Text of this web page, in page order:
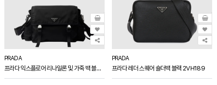
PRADA
프라다 익스플로어 리나일론 및 가죽 백 블랙 2VD082
PRADA
프라다 레더 스퀘어 숄더백 블랙 2VH189